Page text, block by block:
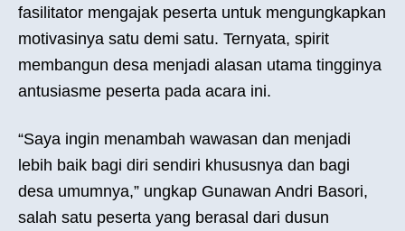
fasilitator mengajak peserta untuk mengungkapkan
motivasinya satu demi satu. Ternyata, spirit
membangun desa menjadi alasan utama tingginya
antusiasme peserta pada acara ini.
“Saya ingin menambah wawasan dan menjadi
lebih baik bagi diri sendiri khususnya dan bagi
desa umumnya,” ungkap Gunawan Andri Basori,
salah satu peserta yang berasal dari dusun